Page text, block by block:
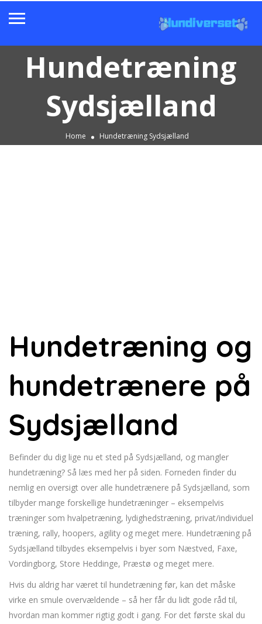
Hundetræning
Sydsjælland
Home Hundetræning Sydsjælland
Hundetræning og
hundetrænere på
Sydsjælland
Befinder du dig lige nu et sted på Sydsjælland, og mangler
hundetræning? Så læs med her på siden. Forneden finder du
nemlig en oversigt over alle hundetrænere på Sydsjælland, som
tilbyder mange forskellige hundetræninger – eksempelvis
træninger som hvalpetræning, lydighedstræning, privat/individuel
træning, rally, hoopers, agility og meget mere. Hundetræning på
Sydsjælland tilbydes eksempelvis i byer som Næstved, Faxe,
Vordingborg, Store Heddinge, Præstø og meget mere.
Hvis du aldrig har været til hundetræning før, kan det måske
virke en smule overvældende – så her får du lidt gode råd til,
hvordan man kommer rigtig godt i gang. For det første skal du